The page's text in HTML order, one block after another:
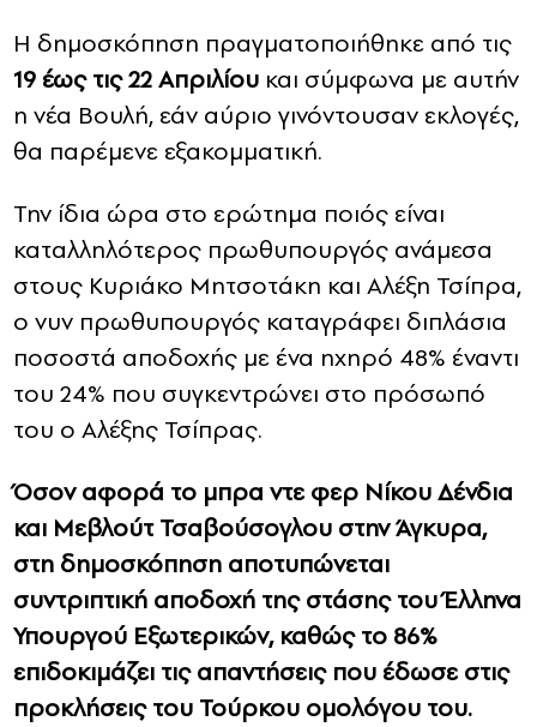
Η δημοσκόπηση πραγματοποιήθηκε από τις
19 έως τις 22 Απριλίου και σύμφωνα με αυτήν
η νέα Βουλή, εάν αύριο γινόντουσαν εκλογές,
θα παρέμενε εξακομματική.
Την ίδια ώρα στο ερώτημα ποιός είναι
καταλληλότερος πρωθυπουργός ανάμεσα
στους Κυριάκο Μητσοτάκη και Αλέξη Τσίπρα,
ο νυν πρωθυπουργός καταγράφει διπλάσια
ποσοστά αποδοχής με ένα ηχηρό 48% έναντι
του 24% που συγκεντρώνει στο πρόσωπό
του ο Αλέξης Τσίπρας.
Όσον αφορά το μπρα ντε φερ Νίκου Δένδια
και Μεβλούτ Τσαβούσογλου στην Άγκυρα,
στη δημοσκόπηση αποτυπώνεται
συντριπτική αποδοχή της στάσης του Έλληνα
Υπουργού Εξωτερικών, καθώς το 86%
επιδοκιμάζει τις απαντήσεις που έδωσε στις
προκλήσεις του Τούρκου ομολόγου του.